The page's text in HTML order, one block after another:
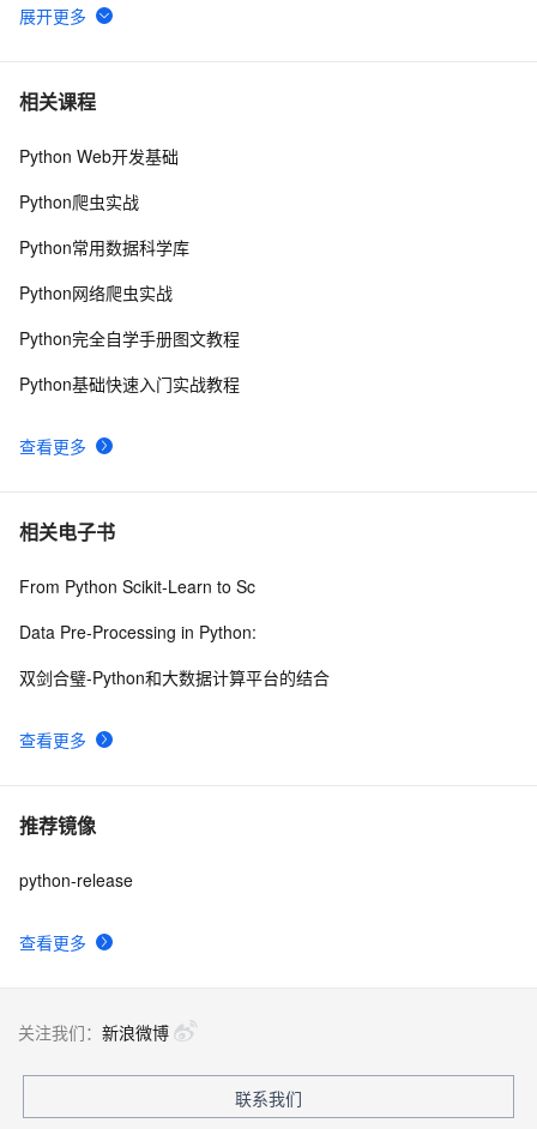
6 python join 和 split的常用使用方法
7 python 模块初始
8 python中使用and和or来实现其它语言中的?号表达式
10Python PIL远程命令执行漏洞复现(CVE-2017-8291
相关课程
查看更多
Python Web开发基础
Python爬虫实战
Python常用数据科学库
Python网络爬虫实战
Python完全自学手册图文教程
Python基础快速入门实战教程
相关电子书
查看更多
From Python Scikit-Learn to Sc
Data Pre-Processing in Python:
双剑合璧-Python和大数据计算平台的结合
推荐镜像
查看更多
python-release
关注我们： 新浪微博
联系我们